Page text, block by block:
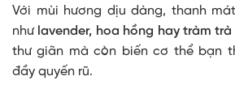
Với mùi hương dịu dàng, thanh
nhưlavender, hoa hồng hay tràm trà
thư giãn mà còn biến cơ thể bạn
đầy quyến rũ.